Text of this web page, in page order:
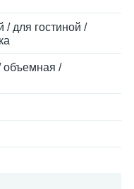
/ для гостиной /
объемная /